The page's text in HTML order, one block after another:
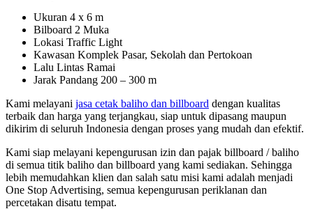
Ukuran 4 x 6 m
Bilboard 2 Muka
Lokasi Traffic Light
Kawasan Komplek Pasar, Sekolah dan Pertokoan
Lalu Lintas Ramai
Jarak Pandang 200 – 300 m
Kami melayani jasa cetak baliho dan billboard dengan kualitas
terbaik dan harga yang terjangkau, siap untuk dipasang maupun
dikirim di seluruh Indonesia dengan proses yang mudah dan efektif.
Kami siap melayani kepengurusan izin dan pajak billboard / baliho
di semua titik baliho dan billboard yang kami sediakan. Sehingga
lebih memudahkan klien dan salah satu misi kami adalah menjadi
One Stop Advertising, semua kepengurusan periklanan dan
percetakan disatu tempat.